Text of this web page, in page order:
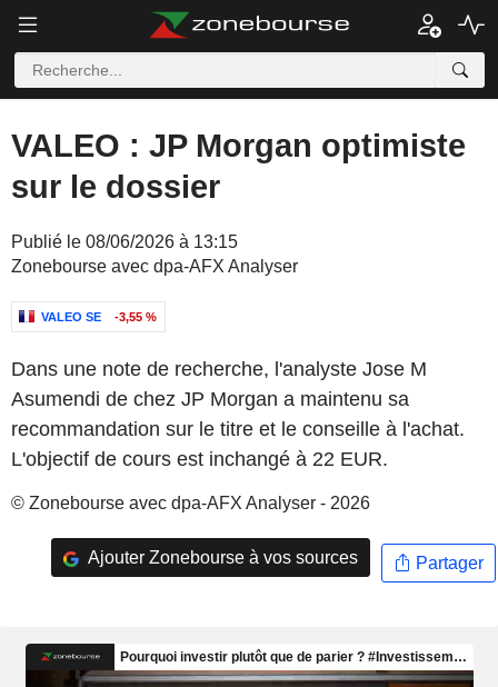
VALEO : JP Morgan optimiste
sur le dossier
Publié le 08/06/2026 à 13:15
Zonebourse avec dpa-AFX Analyser
VALEO SE -3,55 %
Dans une note de recherche, l'analyste Jose M
Asumendi de chez JP Morgan a maintenu sa
recommandation sur le titre et le conseille à l'achat.
L'objectif de cours est inchangé à 22 EUR.
© Zonebourse avec dpa-AFX Analyser - 2026
Ajouter Zonebourse à vos sources Partager